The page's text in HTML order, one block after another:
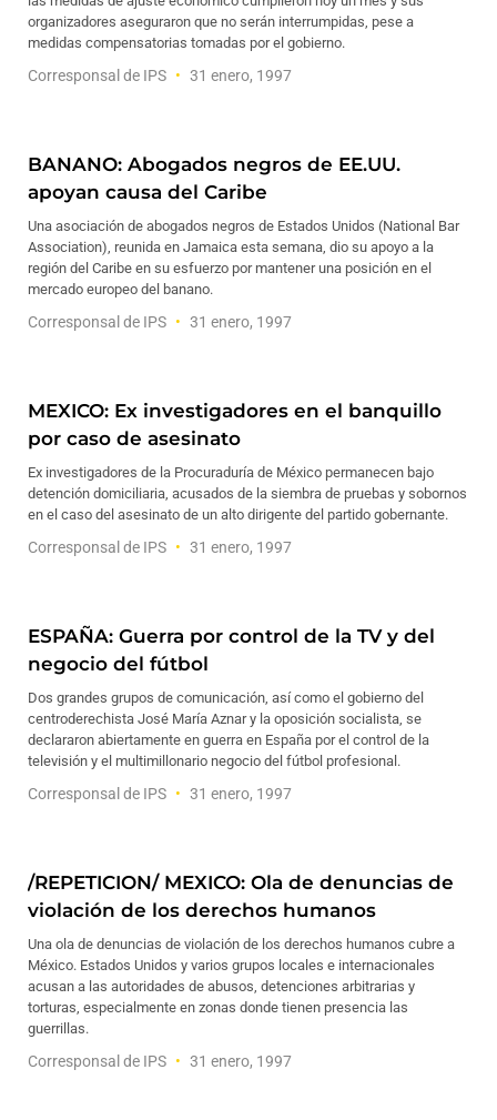
organizadores aseguraron que no serán interrumpidas, pese a
medidas compensatorias tomadas por el gobierno.
Corresponsal de IPS 31 enero, 1997
BANANO: Abogados negros de EE.UU.
apoyan causa del Caribe
Una asociación de abogados negros de Estados Unidos (National Bar
Association), reunida en Jamaica esta semana, dio su apoyo a la
región del Caribe en su esfuerzo por mantener una posición en el
mercado europeo del banano.
Corresponsal de IPS 31 enero, 1997
MEXICO: Ex investigadores en el banquillo
por caso de asesinato
Ex investigadores de la Procuraduría de México permanecen bajo
detención domiciliaria, acusados de la siembra de pruebas y sobornos
en el caso del asesinato de un alto dirigente del partido gobernante.
Corresponsal de IPS 31 enero, 1997
ESPAÑA: Guerra por control de la TV y del
negocio del fútbol
Dos grandes grupos de comunicación, así como el gobierno del
centroderechista José María Aznar y la oposición socialista, se
declararon abiertamente en guerra en España por el control de la
televisión y el multimillonario negocio del fútbol profesional.
Corresponsal de IPS 31 enero, 1997
/REPETICION/ MEXICO: Ola de denuncias de
violación de los derechos humanos
Una ola de denuncias de violación de los derechos humanos cubre a
México. Estados Unidos y varios grupos locales e internacionales
acusan a las autoridades de abusos, detenciones arbitrarias y
torturas, especialmente en zonas donde tienen presencia las
guerrillas.
Corresponsal de IPS 31 enero, 1997